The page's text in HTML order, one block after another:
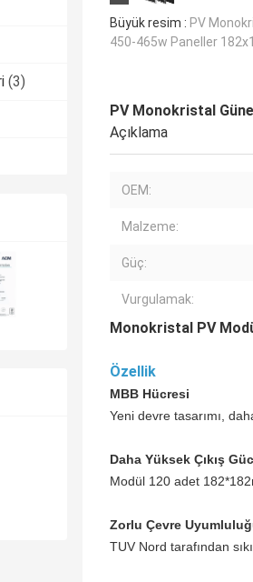
(3)
Büyük resim : PV
450-465w Paneller
PV Monokristal
Açıklama
OEM:
Malzeme:
Güç:
Vurgulamak:
Monokristal PV
Özellik
MBB Hücresi
Yeni devre tasarımı,
Daha Yüksek Çıkış
Modül 120 adet
Zorlu Çevre
TUV Nord tarafından